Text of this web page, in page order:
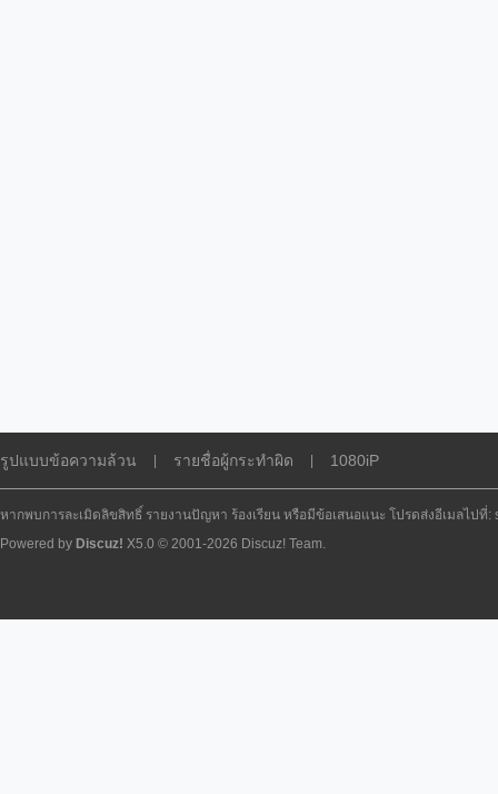
รูปแบบข้อความล้วน รายชื่อผู้กระทำผิด 1080iP
หากพบการละเมิดลิขสิทธิ์ รายงานปัญหา ร้องเรียน หรือมีข้อเสนอแนะ โปรดส่งอีเมลไปที่:
Powered by Discuz! X5.0 © 2001-2026 Discuz! Team.